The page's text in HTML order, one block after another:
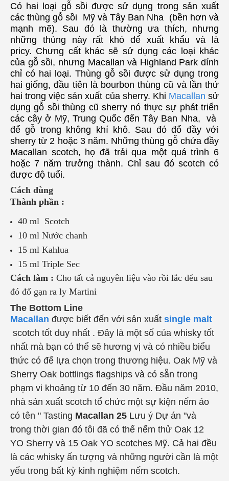
Có hai loại gỗ sồi được sử dụng trong sản xuất
các thùng gỗ sồi Mỹ và Tây Ban Nha (bền hơn và
mạnh mẽ). Sau đó là thường ưa thích, nhưng
những thùng này rất khó để xuất khẩu và là
pricy. Chưng cất khác sẽ sử dụng các loại khác
của gỗ sồi, nhưng Macallan và Highland Park dính
chỉ có hai loại. Thùng gỗ sồi được sử dụng trong
hai giống, đầu tiên là bourbon thùng cũ và lần thứ
hai trong việc sản xuất của sherry. Khi Macallan sử
dụng gỗ sồi thùng cũ sherry nó thực sự phát triển
các cây ở Mỹ, Trung Quốc đến Tây Ban Nha, và
để gỗ trong không khí khô. Sau đó đổ đầy với
sherry từ 2 hoặc 3 năm. Những thùng gỗ chứa đầy
Macallan scotch, họ đã trải qua một quá trình 6
hoặc 7 năm trưởng thành. Chỉ sau đó scotch có
được độ tuổi.
Cách dùng
Thành phần :
40 ml Scotch
10 ml Nước chanh
15 ml Kahlua
15 ml Triple Sec
Cách làm : Cho tất cả nguyên liệu vào rồi lắc đểu sau
đó đổ gạn ra ly Martini
The Bottom Line
Macallan được biết đến với sản xuất single malt
scotch tốt duy nhất . Đây là một số của whisky tốt
nhất mà bạn có thể sẽ hương vị và có nhiều biểu
thức có để lựa chọn trong thương hiệu. Oak Mỹ và
Sherry Oak bottlings flagships và có sẵn trong
phạm vi khoảng từ 10 đến 30 năm. Đầu năm 2010,
nhà sản xuất scotch tổ chức một sự kiện nếm ảo
có tên " Tasting Macallan 25 Lưu ý Dự án "và
trong thời gian đó tôi đã có thể nếm thử Oak 12
YO Sherry và 15 Oak YO scotches Mỹ. Cả hai đều
là các whisky ấn tượng và những người cần là một
yếu trong bất kỳ kinh nghiệm nếm scotch.